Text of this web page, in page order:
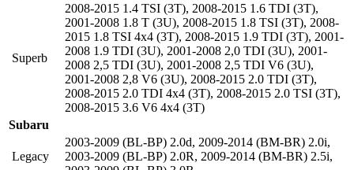
Superb
2008-2015 1.4 TSI (3T), 2008-2015 1.6 TDI (3T),
2001-2008 1.8 T (3U), 2008-2015 1.8 TSI (3T), 2008-
2015 1.8 TSI 4x4 (3T), 2008-2015 1.9 TDI (3T), 2001-
2008 1.9 TDI (3U), 2001-2008 2,0 TDI (3U), 2001-
2008 2,5 TDI (3U), 2001-2008 2,5 TDI V6 (3U),
2001-2008 2,8 V6 (3U), 2008-2015 2.0 TDI (3T),
2008-2015 2.0 TDI 4x4 (3T), 2008-2015 2.0 TSI (3T),
2008-2015 3.6 V6 4x4 (3T)
Subaru
Legacy
2003-2009 (BL-BP) 2.0d, 2009-2014 (BM-BR) 2.0i,
2003-2009 (BL-BP) 2.0R, 2009-2014 (BM-BR) 2.5i,